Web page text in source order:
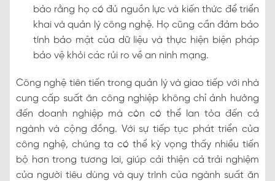
bảo rằng họ có đủ nguồn lực và kiến thức để triển
khai và quản lý công nghệ. Họ cũng cần đảm bảo
tính bảo mật của dữ liệu và thực hiện biện pháp
bảo vệ khỏi các rủi ro về an ninh mạng.
Công nghệ tiên tiến trong quản lý và giao tiếp với nhà
cung cấp suất ăn công nghiệp không chỉ ảnh hưởng
đến doanh nghiệp mà còn có thể lan tỏa đến cả
ngành và cộng đồng. Với sự tiếp tục phát triển của
công nghệ, chúng ta có thể kỳ vọng thấy nhiều tiến
bộ hơn trong tương lai, giúp cải thiện cả trải nghiệm
của người tiêu dùng và quy trình của ngành suất ăn